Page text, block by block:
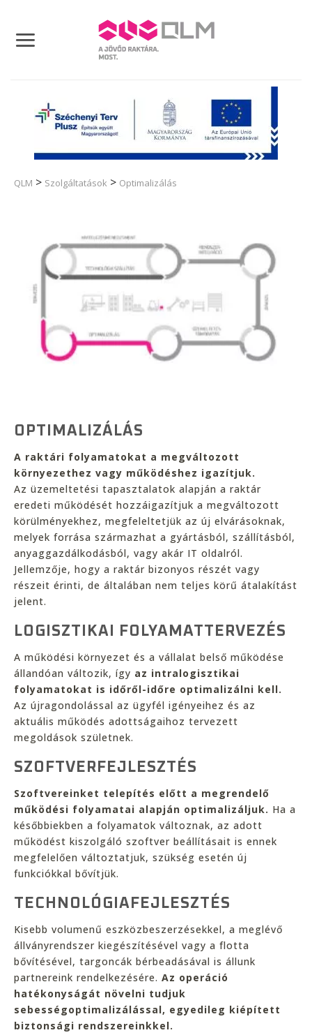
content
QLM > Szolgáltatások > Optimalizálás
OPTIMALIZÁLÁS
A raktári folyamatokat a megváltozott
környezethez vagy működéshez igazítjuk.
Az üzemeltetési tapasztalatok alapján a raktár
eredeti működését hozzáigazítjuk a megváltozott
körülményekhez, megfeleltetjük az új elvárásoknak,
melyek forrása származhat a gyártásból, szállításból,
anyaggazdálkodásból, vagy akár IT oldalról.
Jellemzője, hogy a raktár bizonyos részét vagy
részeit érinti, de általában nem teljes körű átalakítást
jelent.
LOGISZTIKAI FOLYAMATTERVEZÉS
A működési környezet és a vállalat belső működése
állandóan változik, így az intralogisztikai
folyamatokat is időről-időre optimalizálni kell.
Az újragondolással az ügyfél igényeihez és az
aktuális működés adottságaihoz tervezett
megoldások születnek.
SZOFTVERFEJLESZTÉS
Szoftvereinket telepítés előtt a megrendelő
működési folyamatai alapján optimalizáljuk. Ha a
későbbiekben a folyamatok változnak, az adott
működést kiszolgáló szoftver beállításait is ennek
megfelelően változtatjuk, szükség esetén új
funkciókkal bővítjük.
TECHNOLÓGIAFEJLESZTÉS
Kisebb volumenű eszközbeszerzésekkel, a meglévő
állványrendszer kiegészítésével vagy a flotta
bővítésével, targoncák bérbeadásával is állunk
partnereink rendelkezésére. Az operáció
hatékonyságát növelni tudjuk
sebességoptimalizálással, egyedileg kiépített
biztonsági rendszereinkkel.